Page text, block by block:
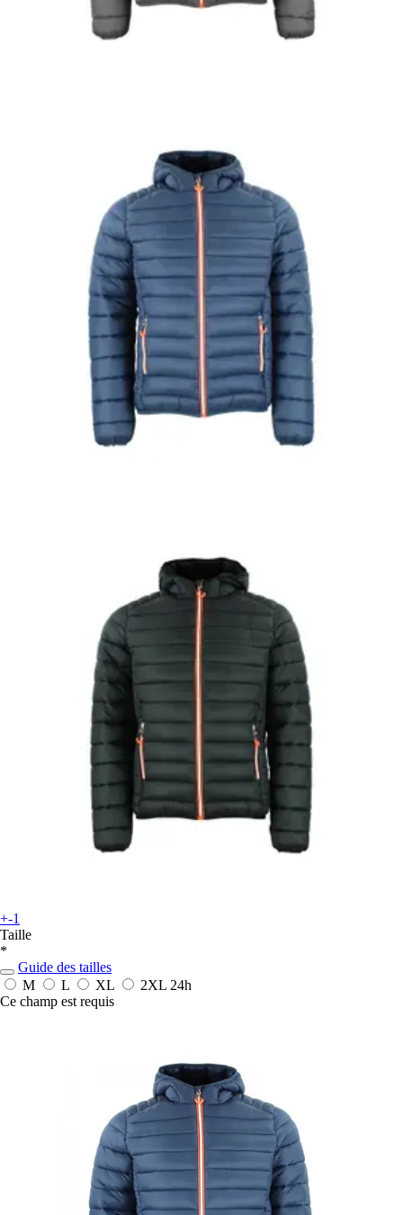
+-1
Taille
*
Guide des tailles
M
L XL 2XL 24h
Ce champ est requis